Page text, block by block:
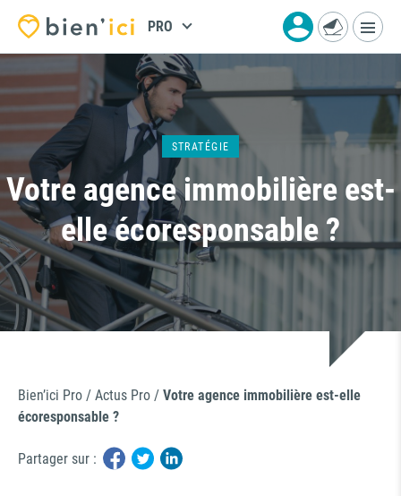
PRO
STRATÉGIE
Votre agence immobilière est-
elle écoresponsable ?
Bien’ici Pro / Actus Pro / Votre agence immobilière est-elle
écoresponsable ?
Partager sur :